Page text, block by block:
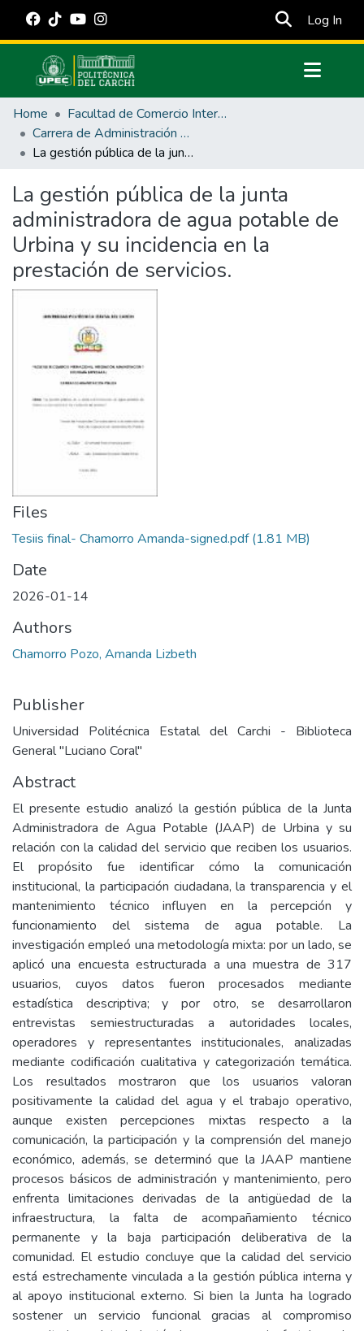
Log In
Communities & Collections
All of DSpace
Statistics
Estadísticas Externas
Manuales
Home
Facultad de Comercio Internacional, Integración, Administración y Economía Empresarial
Carrera de Administración Pública
La gestión pública de la junta administradora de agua potable de Urbina y su incidencia en la prestación de servicios.
La gestión pública de la junta
administradora de agua potable de
Urbina y su incidencia en la
prestación de servicios.
Files
Tesiis final- Chamorro Amanda-signed.pdf(1.81 MB)
Date
2026-01-14
Authors
Chamorro Pozo, Amanda Lizbeth
Publisher
Universidad Politécnica Estatal del Carchi - Biblioteca
General "Luciano Coral"
Abstract
El presente estudio analizó la gestión pública de la Junta
Administradora de Agua Potable (JAAP) de Urbina y su
relación con la calidad del servicio que reciben los usuarios.
El propósito fue identificar cómo la comunicación
institucional, la participación ciudadana, la transparencia y el
mantenimiento técnico influyen en la percepción y
funcionamiento del sistema de agua potable. La
investigación empleó una metodología mixta: por un lado, se
aplicó una encuesta estructurada a una muestra de 317
usuarios, cuyos datos fueron procesados mediante
estadística descriptiva; y por otro, se desarrollaron
entrevistas semiestructuradas a autoridades locales,
operadores y representantes institucionales, analizadas
mediante codificación cualitativa y categorización temática.
Los resultados mostraron que los usuarios valoran
positivamente la calidad del agua y el trabajo operativo,
aunque existen percepciones mixtas respecto a la
comunicación, la participación y la comprensión del manejo
económico, además, se determinó que la JAAP mantiene
procesos básicos de administración y mantenimiento, pero
enfrenta limitaciones derivadas de la antigüedad de la
infraestructura, la falta de acompañamiento técnico
permanente y la baja participación deliberativa de la
comunidad. El estudio concluye que la calidad del servicio
está estrechamente vinculada a la gestión pública interna y
al apoyo institucional externo. Si bien la Junta ha logrado
sostener un servicio funcional gracias al compromiso